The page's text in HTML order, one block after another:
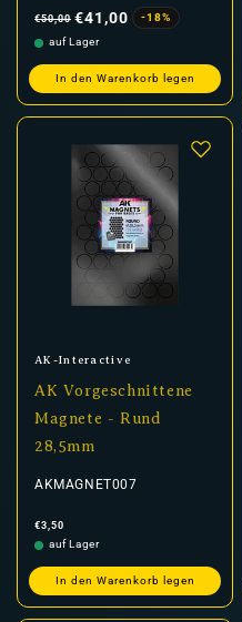
Preis
€50,00 €41,00
-18%
auf Lager
In den Warenkorb legen
Anbieter:
AK-Interactive
AK Vorgeschnittene
Magnete - Rund
28,5mm
AKMAGNET007
Normaler
Preis
€3,50
auf Lager
In den Warenkorb legen